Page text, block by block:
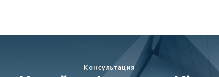
Консультация